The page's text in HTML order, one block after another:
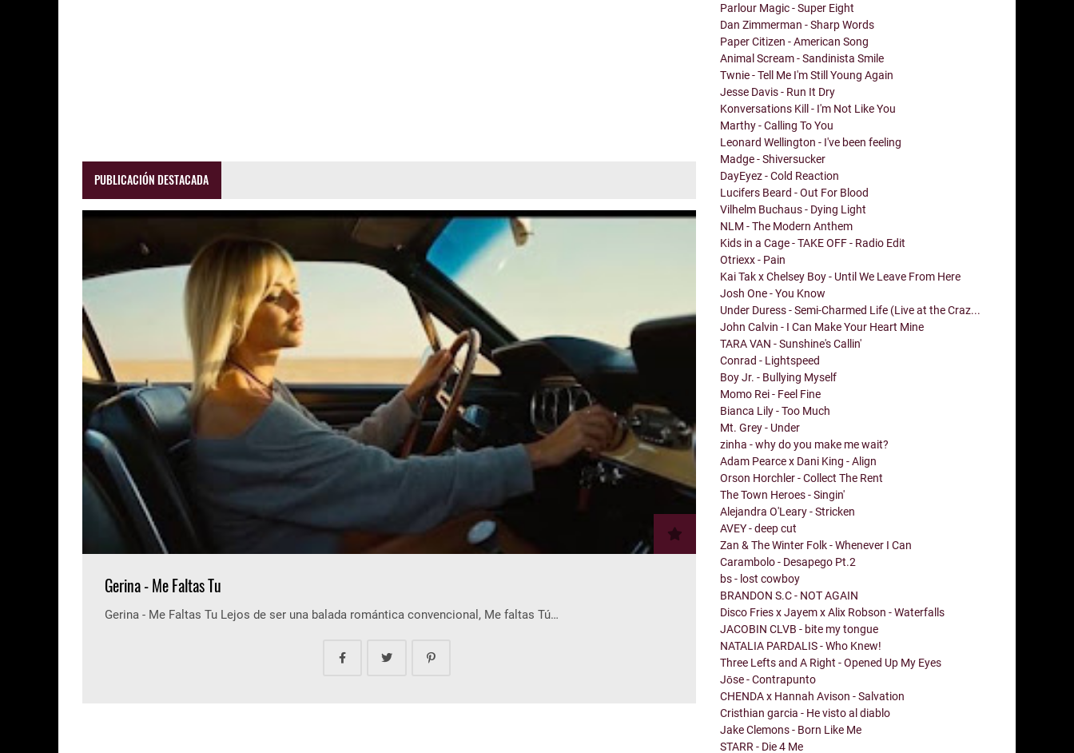
PUBLICACIÓN DESTACADA
Gerina - Me Faltas Tu
Gerina - Me Faltas Tu Lejos de ser una balada romántica convencional, Me faltas Tú…
Parlour Magic - Super Eight
Dan Zimmerman - Sharp Words
Paper Citizen - American Song
Animal Scream - Sandinista Smile
Twnie - Tell Me I'm Still Young Again
Jesse Davis - Run It Dry
Konversations Kill - I'm Not Like You
Marthy - Calling To You
Leonard Wellington - I've been feeling
Madge - Shiversucker
DayEyez - Cold Reaction
Lucifers Beard - Out For Blood
Vilhelm Buchaus - Dying Light
NLM - The Modern Anthem
Kids in a Cage - TAKE OFF - Radio Edit
Otriexx - Pain
Kai Tak x Chelsey Boy - Until We Leave From Here
Josh One - You Know
Under Duress - Semi-Charmed Life (Live at the Craz...
John Calvin - I Can Make Your Heart Mine
TARA VAN - Sunshine's Callin'
Conrad - Lightspeed
Boy Jr. - Bullying Myself
Momo Rei - Feel Fine
Bianca Lily - Too Much
Mt. Grey - Under
zinha - why do you make me wait?
Adam Pearce x Dani King - Align
Orson Horchler - Collect The Rent
The Town Heroes - Singin'
Alejandra O'Leary - Stricken
AVEY - deep cut
Zan & The Winter Folk - Whenever I Can
Carambolo - Desapego Pt.2
bs - lost cowboy
BRANDON S.C - NOT AGAIN
Disco Fries x Jayem x Alix Robson - Waterfalls
JACOBIN CLVB - bite my tongue
NATALIA PARDALIS - Who Knew!
Three Lefts and A Right - Opened Up My Eyes
Jōse - Contrapunto
CHENDA x Hannah Avison - Salvation
Cristhian garcia - He visto al diablo
Jake Clemons - Born Like Me
STARR - Die 4 Me